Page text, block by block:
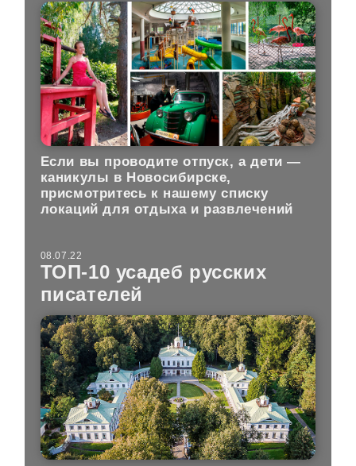
Если вы проводите отпуск, а дети —
каникулы в Новосибирске,
присмотритесь к нашему списку
локаций для отдыха и развлечений
08.07.22
ТОП-10 усадеб русских
писателей